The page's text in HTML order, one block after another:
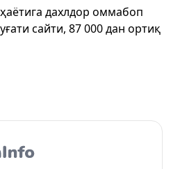
дахлдор оммабоп
сайти, 87 000 дан ортиқ